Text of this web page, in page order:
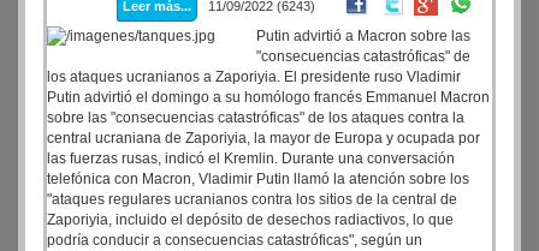
Leer más... 11/09/2022 (6243)
Putin advirtió a Macron sobre las
"consecuencias catastróficas" de
los ataques ucranianos a Zaporiyia. El presidente ruso Vladimir
Putin advirtió el domingo a su homólogo francés Emmanuel Macron
sobre las "consecuencias catastróficas" de los ataques contra la
central ucraniana de Zaporiyia, la mayor de Europa y ocupada por
las fuerzas rusas, indicó el Kremlin. Durante una conversación
telefónica con Macron, Vladimir Putin llamó la atención sobre los
"ataques regulares ucranianos contra los sitios de la central de
Zaporiyia, incluido el depósito de desechos radiactivos, lo que
podría conducir a consecuencias catastróficas", según un